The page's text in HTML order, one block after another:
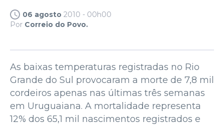
06 agosto 2010 - 00h00
Por Correio do Povo.
As baixas temperaturas registradas no Rio
Grande do Sul provocaram a morte de 7,8 mil
cordeiros apenas nas últimas três semanas
em Uruguaiana. A mortalidade representa
12% dos 65,1 mil nascimentos registrados e